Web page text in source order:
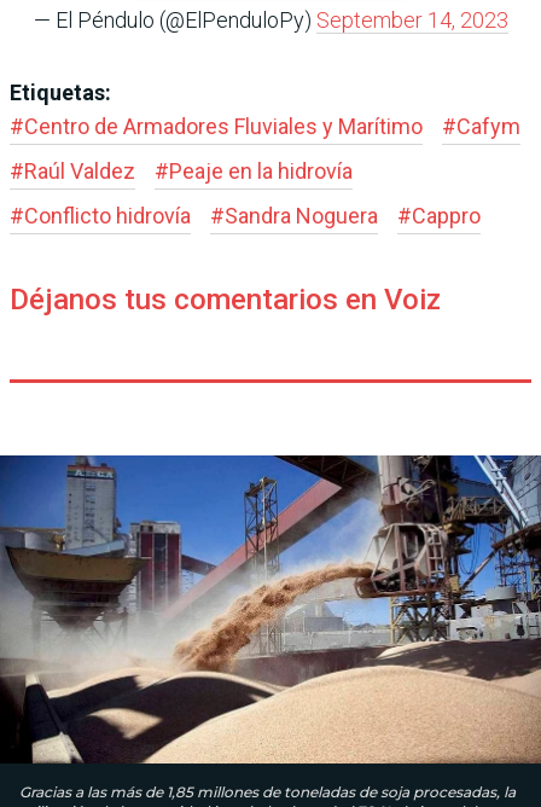
— El Péndulo (@ElPenduloPy) September 14, 2023
Etiquetas:
#Centro de Armadores Fluviales y Marítimo #Cafym
#Raúl Valdez #Peaje en la hidrovía
#Conflicto hidrovía #Sandra Noguera #Cappro
Déjanos tus comentarios en Voiz
Gracias a las más de 1,85 millones de toneladas de soja procesadas, la